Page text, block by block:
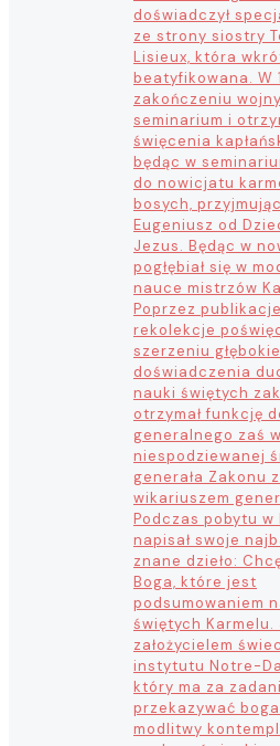
doświadczył
ze strony siostry
Lisieux, która
beatyfikowana. W
zakończeniu
seminarium i
święcenia
będąc w
do nowicjatu
bosych,
Eugeniusz od
Jezus. Będąc w
pogłębiał się w
nauce mistrzów
Poprzez
rekolekcje
szerzeniu
doświadczenia
nauki świętych
otrzymał funkcję
generalnego zaś
niespodziewanej
generała Zakonu
wikariuszem
Podczas pobytu w
napisał swoje
znane dzieło:
Boga, które jest
podsumowaniem
świętych Karmelu.
założycielem
instytutu Notre-
który ma za
przekazywać
modlitwy